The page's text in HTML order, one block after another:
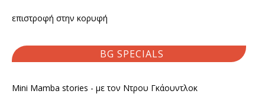
επιστροφή στην κορυφή
BG SPECIALS
Mini Mamba stories - με τον Ντρου Γκάουντλοκ